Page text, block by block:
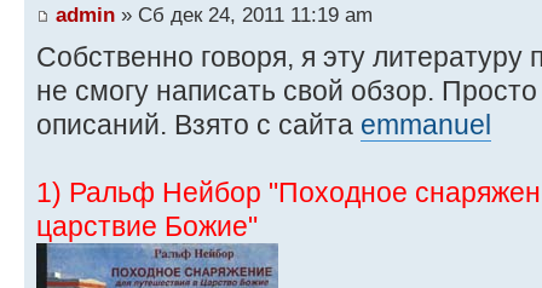
admin » Сб дек 24, 2011 11:19 am
Собственно говоря, я эту литературу
не смогу написать свой обзор.
описаний. Взято с сайта emmanuel
1) Ральф Нейбор "Походное
царствие Божие"